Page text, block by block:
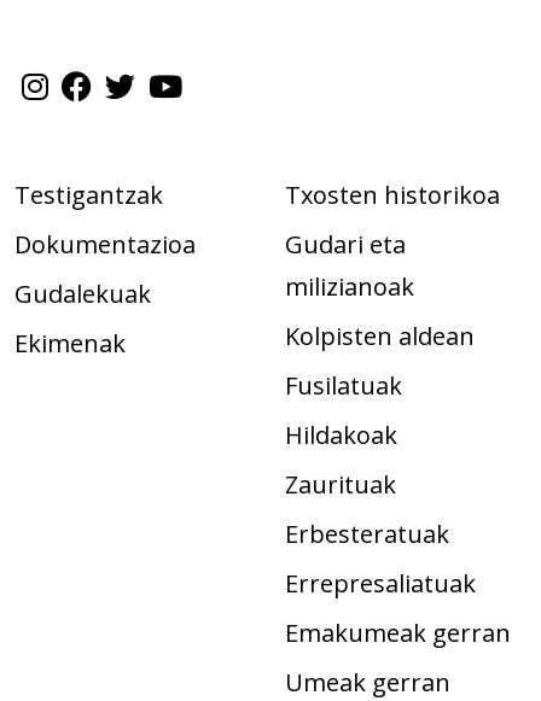
Testigantzak
Dokumentazioa
Gudalekuak
Ekimenak
Txosten historikoa
Gudari eta
milizianoak
Kolpisten aldean
Fusilatuak
Hildakoak
Zaurituak
Erbesteratuak
Errepresaliatuak
Emakumeak gerran
Umeak gerran